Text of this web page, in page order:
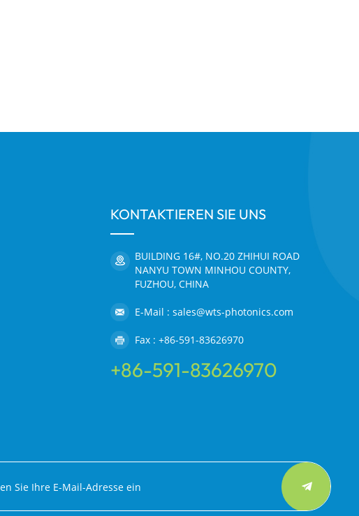
KONTAKTIEREN SIE UNS
BUILDING 16#, NO.20 ZHIHUI ROAD
NANYU TOWN MINHOU COUNTY,
FUZHOU, CHINA
E-Mail : sales@wts-photonics.com
Fax : +86-591-83626970
+86-591-83626970